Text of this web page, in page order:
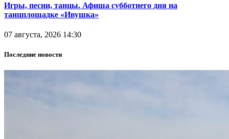
Игры, песни, танцы. Афиша субботнего дня на
танцплощадке «Ивушка»
07 августа, 2026 14:30
Последние новости